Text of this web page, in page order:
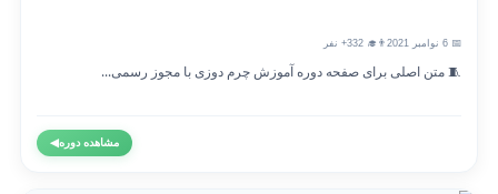
👨‍🎓 332+ نفر
🧵 متن اصلی برای صفحه دوره آموزش چرم دوزی با مجوز رسمی...
مشاهده دوره◀